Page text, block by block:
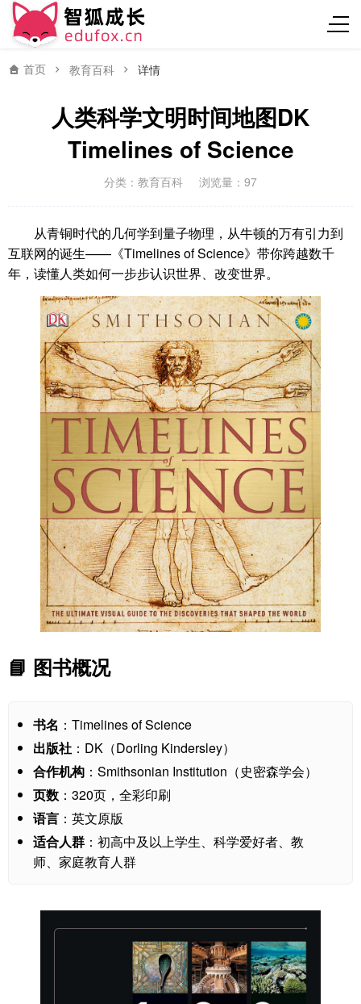
首页 教育百科 详情
人类科学文明时间地图DK
Timelines of Science
分类： 教育百科 浏览量：97
从青铜时代的几何学到量子物理，从牛顿的万有引力到
互联网的诞生——《Timelines of Science》带你跨越数千
年，读懂人类如何一步步认识世界、改变世界。
📘 图书概况
书名 ：Timelines of Science
出版社 ：DK（Dorling Kindersley）
合作机构 ：Smithsonian Institution（史密森学会）
页数 ：320页，全彩印刷
语言 ：英文原版
适合人群 ：初高中及以上学生、科学爱好者、教
师、家庭教育人群